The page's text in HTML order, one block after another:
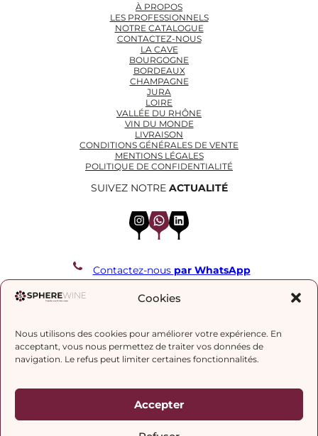
Cookies
Nous utilisons des cookies pour améliorer votre expérience. En
acceptant, vous nous permettez de traiter vos données de
navigation. Le refus peut limiter certaines fonctionnalités.
Accepter
À PROPOS
LES PROFESSIONNELS
NOTRE CATALOGUE
CONTACTEZ-NOUS
LA CAVE
BOURGOGNE
BORDEAUX
CHAMPAGNE
JURA
LOIRE
VALLÉE DU RHÔNE
VIN DU MONDE
LIVRAISON
CONDITIONS GÉNÉRALES DE VENTE
MENTIONS LÉGALES
POLITIQUE DE CONFIDENTIALITÉ
SUIVEZ NOTRE ACTUALITÉ
InstagramWhatsApp LinkedIn
Contactez-nous par WhatsApp
REJOIGNEZ NOTRE LISTE DE DIFFUSION
politique de confidentialité.